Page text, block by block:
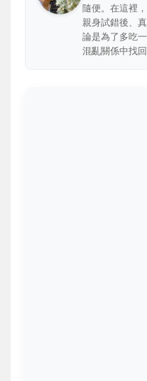
隨便。在這裡
親身試錯後、
論是為了多吃
混亂關係中找